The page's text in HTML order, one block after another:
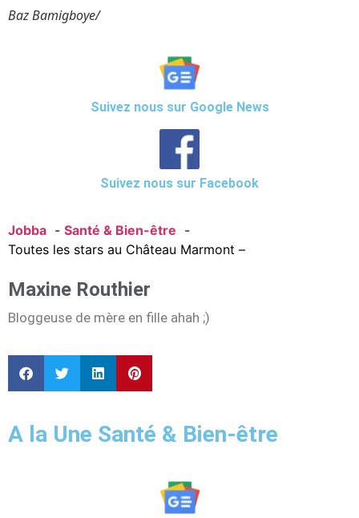
Baz Bamigboye/
Suivez nous sur Google News
Suivez nous sur Facebook
Jobba
Santé & Bien-être
Toutes les stars au Château Marmont –
Maxine Routhier
Bloggeuse de mère en fille ahah ;)
A la Une Santé & Bien-être